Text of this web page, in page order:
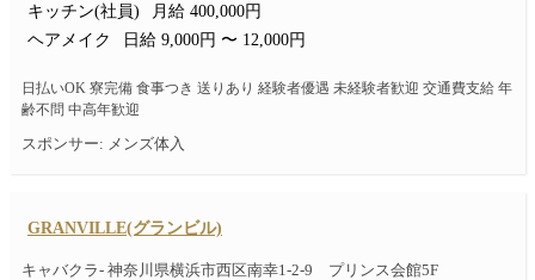
キッチン(社員)
月給 400,000円
ヘアメイク
日給 9,000円 〜 12,000円
日払いOK 寮完備 食事つき 送りあり 経験者優遇 未経験者歓迎 交通費支給 年
齢不問 中高年歓迎
スポンサー: メンズ体入
GRANVILLE(グランビル)
キャバクラ- 神奈川県横浜市西区南幸1-2-9 プリンス会館5F